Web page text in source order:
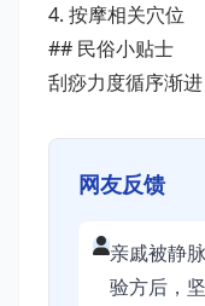
4. 按摩相关穴位
## 民俗小贴士
刮痧力度循序渐
网友反馈
亲戚被静
验方后，